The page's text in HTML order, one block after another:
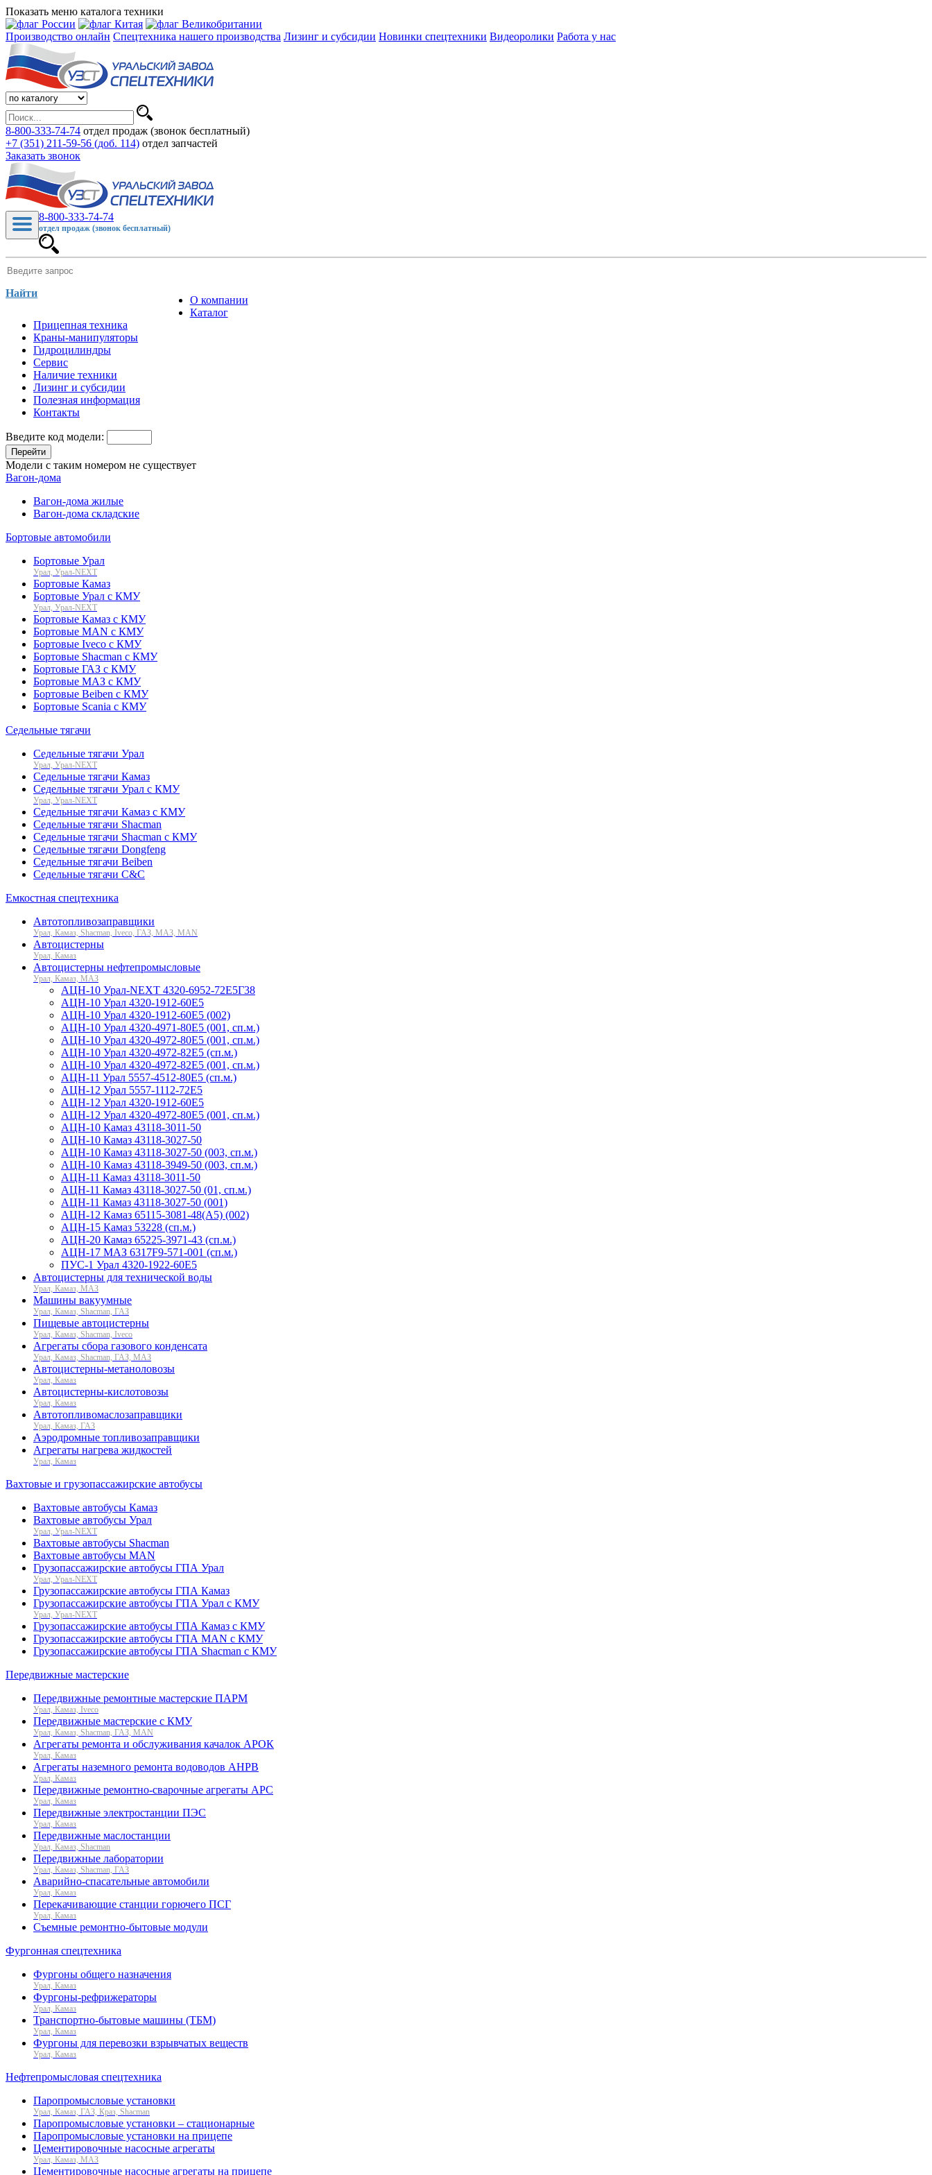
Показать меню каталога техники
Производство онлайн Спецтехника нашего производства Лизинг и субсидии Новинки спецтехники Видеоролики Работа у нас
8-800-333-74-74 отдел продаж (звонок бесплатный)
+7 (351) 211-59-56 (доб. 114) отдел запчастей
Заказать звонок
8-800-333-74-74
отдел продаж (звонок бесплатный)
Найти
О компании
Каталог
Прицепная техника
Краны-манипуляторы
Гидроцилиндры
Сервис
Наличие техники
Лизинг и субсидии
Полезная информация
Контакты
Введите код модели:
Перейти
Модели с таким номером не существует
Вагон-дома
Вагон-дома жилые
Вагон-дома складские
Бортовые автомобили
Бортовые Урал
Урал, Урал-NEXT
Бортовые Камаз
Бортовые Урал с КМУ
Урал, Урал-NEXT
Бортовые Камаз с КМУ
Бортовые MAN с КМУ
Бортовые Iveco с КМУ
Бортовые Shacman с КМУ
Бортовые ГАЗ с КМУ
Бортовые МАЗ с КМУ
Бортовые Beiben с КМУ
Бортовые Scania с КМУ
Седельные тягачи
Седельные тягачи Урал
Урал, Урал-NEXT
Седельные тягачи Камаз
Седельные тягачи Урал с КМУ
Урал, Урал-NEXT
Седельные тягачи Камаз с КМУ
Седельные тягачи Shacman
Седельные тягачи Shacman с КМУ
Седельные тягачи Dongfeng
Седельные тягачи Beiben
Седельные тягачи C&C
Емкостная спецтехника
Автотопливозаправщики
Урал, Камаз, Shacman, Iveco, ГАЗ, МАЗ, MAN
Автоцистерны
Урал, Камаз
Автоцистерны нефтепромысловые
Урал, Камаз, МАЗ
АЦН-10 Урал-NEXT 4320-6952-72Е5Г38
АЦН-10 Урал 4320-1912-60Е5
АЦН-10 Урал 4320-1912-60Е5 (002)
АЦН-10 Урал 4320-4971-80Е5 (001, сп.м.)
АЦН-10 Урал 4320-4972-80Е5 (001, сп.м.)
АЦН-10 Урал 4320-4972-82Е5 (сп.м.)
АЦН-10 Урал 4320-4972-82Е5 (001, сп.м.)
АЦН-11 Урал 5557-4512-80Е5 (сп.м.)
АЦН-12 Урал 5557-1112-72Е5
АЦН-12 Урал 4320-1912-60Е5
АЦН-12 Урал 4320-4972-80Е5 (001, сп.м.)
АЦН-10 Камаз 43118-3011-50
АЦН-10 Камаз 43118-3027-50
АЦН-10 Камаз 43118-3027-50 (003, сп.м.)
АЦН-10 Камаз 43118-3949-50 (003, сп.м.)
АЦН-11 Камаз 43118-3011-50
АЦН-11 Камаз 43118-3027-50 (01, сп.м.)
АЦН-11 Камаз 43118-3027-50 (001)
АЦН-12 Камаз 65115-3081-48(А5) (002)
АЦН-15 Камаз 53228 (сп.м.)
АЦН-20 Камаз 65225-3971-43 (сп.м.)
АЦН-17 МАЗ 6317F9-571-001 (сп.м.)
ПУС-1 Урал 4320-1922-60Е5
Автоцистерны для технической воды
Урал, Камаз, МАЗ
Машины вакуумные
Урал, Камаз, Shacman, ГАЗ
Пищевые автоцистерны
Урал, Камаз, Shacman, Iveco
Агрегаты сбора газового конденсата
Урал, Камаз, Shacman, ГАЗ, МАЗ
Автоцистерны-метаноловозы
Урал, Камаз
Автоцистерны-кислотовозы
Урал, Камаз
Автотопливомаслозаправщики
Урал, Камаз, ГАЗ
Аэродромные топливозаправщики
Агрегаты нагрева жидкостей
Урал, Камаз
Вахтовые и грузопассажирские автобусы
Вахтовые автобусы Камаз
Вахтовые автобусы Урал
Урал, Урал-NEXT
Вахтовые автобусы Shacman
Вахтовые автобусы MAN
Грузопассажирские автобусы ГПА Урал
Урал, Урал-NEXT
Грузопассажирские автобусы ГПА Камаз
Грузопассажирские автобусы ГПА Урал с КМУ
Урал, Урал-NEXT
Грузопассажирские автобусы ГПА Камаз с КМУ
Грузопассажирские автобусы ГПА MAN с КМУ
Грузопассажирские автобусы ГПА Shacman с КМУ
Передвижные мастерские
Передвижные ремонтные мастерские ПАРМ
Урал, Камаз, Iveco
Передвижные мастерские с КМУ
Урал, Камаз, Shacman, ГАЗ, MAN
Агрегаты ремонта и обслуживания качалок АРОК
Урал, Камаз
Агрегаты наземного ремонта водоводов АНРВ
Урал, Камаз
Передвижные ремонтно-сварочные агрегаты АРС
Урал, Камаз
Передвижные электростанции ПЭС
Урал, Камаз
Передвижные маслостанции
Урал, Камаз, Shacman
Передвижные лаборатории
Урал, Камаз, Shacman, ГАЗ
Аварийно-спасательные автомобили
Урал, Камаз
Перекачивающие станции горючего ПСГ
Урал, Камаз
Съемные ремонтно-бытовые модули
Фургонная спецтехника
Фургоны общего назначения
Урал, Камаз
Фургоны-рефрижераторы
Урал, Камаз
Транспортно-бытовые машины (ТБМ)
Урал, Камаз
Фургоны для перевозки взрывчатых веществ
Урал, Камаз
Нефтепромысловая спецтехника
Паропромысловые установки
Урал, Камаз, ГАЗ, Краз, Shacman
Паропромысловые установки – стационарные
Паропромысловые установки на прицепе
Цементировочные насосные агрегаты
Урал, Камаз, МАЗ
Цементировочные насосные агрегаты на прицепе